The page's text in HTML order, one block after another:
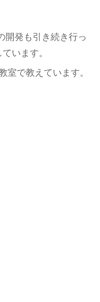
開発も引き続き行っ
います。
室で教えています。